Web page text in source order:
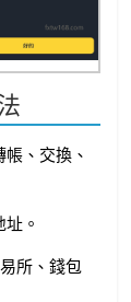
、交換、
。
所、錢包